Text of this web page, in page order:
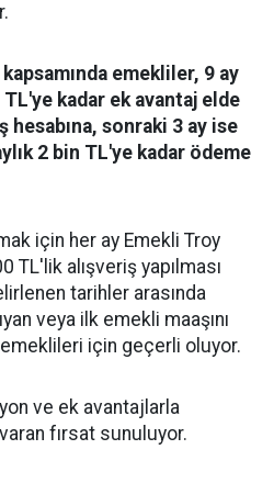
emekliler, 9 ay
kadar ek avantaj elde
hesabına, sonraki 3 ay ise
2 bin TL'ye kadar ödeme
için her ay Emekli Troy
TL'lik alışveriş yapılması
tarihler arasında
veya ilk emekli maaşını
için geçerli oluyor.
ve ek avantajlarla
fırsat sunuluyor.